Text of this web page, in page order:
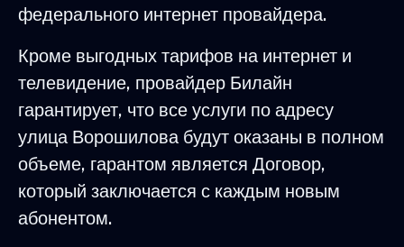
федерального интернет провайдера.
Кроме выгодных тарифов на интернет и
телевидение, провайдер Билайн
гарантирует, что все услуги по адресу
улица Ворошилова будут оказаны в полном
объеме, гарантом является Договор,
который заключается с каждым новым
абонентом.